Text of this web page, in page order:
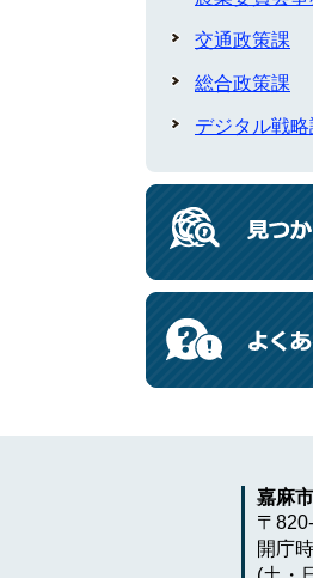
交通政策課
総合政策課
デジタル戦略
嘉麻
〒
開庁